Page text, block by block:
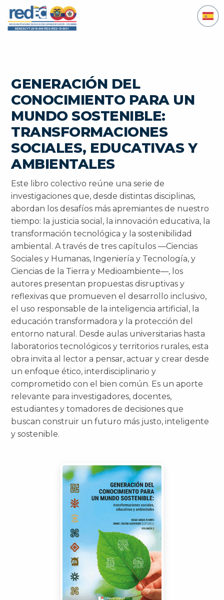
contenido
GENERACIÓN DEL
CONOCIMIENTO PARA UN
MUNDO SOSTENIBLE:
TRANSFORMACIONES
SOCIALES, EDUCATIVAS Y
AMBIENTALES
Este libro colectivo reúne una serie de
investigaciones que, desde distintas disciplinas,
abordan los desafíos más apremiantes de nuestro
tiempo: la justicia social, la innovación educativa, la
transformación tecnológica y la sostenibilidad
ambiental. A través de tres capítulos —Ciencias
Sociales y Humanas, Ingeniería y Tecnología, y
Ciencias de la Tierra y Medioambiente—, los
autores presentan propuestas disruptivas y
reflexivas que promueven el desarrollo inclusivo,
el uso responsable de la inteligencia artificial, la
educación transformadora y la protección del
entorno natural. Desde aulas universitarias hasta
laboratorios tecnológicos y territorios rurales, esta
obra invita al lector a pensar, actuar y crear desde
un enfoque ético, interdisciplinario y
comprometido con el bien común. Es un aporte
relevante para investigadores, docentes,
estudiantes y tomadores de decisiones que
buscan construir un futuro más justo, inteligente
y sostenible.